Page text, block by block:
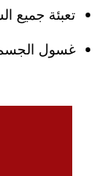
تعبئة جميع
غسول الجسم